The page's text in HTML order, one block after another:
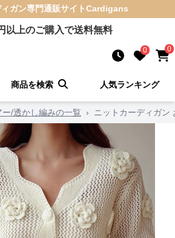
ガン専門通販サイトCardigans
以上のご購入で送料無料
0 0
商品を検索 人気ランキング
ー/透かし編みの一覧 › ニットカーディガン